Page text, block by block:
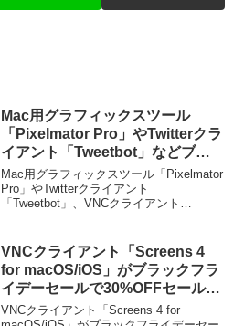
Mac用グラフィックスツール
「Pixelmator Pro」やTwitterクラ
イアント「Tweetbot」などブラ
ックフライデーセールがスター
ト。「Pixelmator Photo for
iPad」は24時間限定で無料に。
Mac用グラフィックスツール「Pixelmator
Pro」やTwitterクライアント
「Tweetbot」、VNCクライアント
VNCクライアント「Screens 4
for macOS/iOS」がブラックフラ
イデーセールで30%OFFセール
中。
VNCクライアント「Screens 4 for